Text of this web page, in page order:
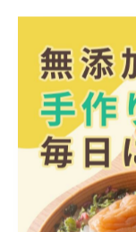
< 前のページ